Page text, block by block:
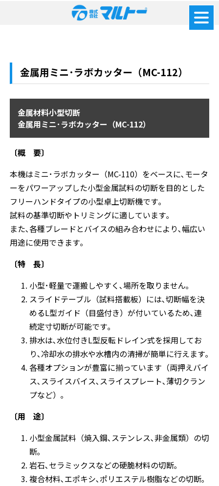
金属用ミニ･ラボカッター（MC-112）
金属材料小型切断
金属用ミニ･ラボカッター（MC-112）
〔概 要〕
本機はミニ･ラボカッター（MC-110）をベースに､モータ
ーをパワーアップした小型金属試料の切断を目的とした
フリーハンドタイプの小型卓上切断機です｡
試料の基準切断やトリミングに適しています｡
また､各種ブレードとバイスの組み合わせにより､幅広い
用途に使用できます｡
〔特 長〕
小型･軽量で運搬しやすく､場所を取りません｡
スライドテーブル（試料搭載板）には､切断幅を決
めるL型ガイド（目盛付き）が付いているため､連
続定寸切断が可能です｡
排水は､水位付きL型反転ドレイン式を採用してお
り､冷却水の排水や水槽内の清掃が簡単に行えます｡
各種オプションが豊富に揃っています（両押えバイ
ス､スライスバイス､スライスプレート､薄切クラン
プなど）｡
〔用 途〕
小型金属試料（焼入鋼､ステンレス､非金属類）の切
断｡
岩石､セラミックスなどの硬脆材料の切断｡
複合材料､エポキシ､ポリエステル樹脂などの切断｡